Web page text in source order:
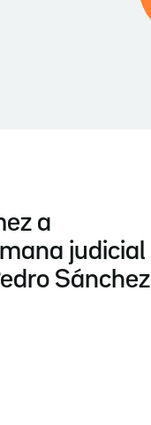
a
judicial
Sánchez